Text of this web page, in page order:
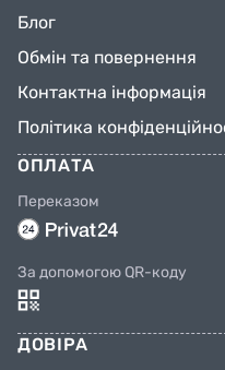
Блог
Обмін та повернення
Контактна інформація
Політика
ОПЛАТА
Переказом
За допомогою QR-коду
ДОВІРА